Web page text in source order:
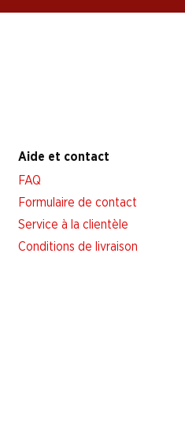
Aide et contact
FAQ
Formulaire de contact
Service à la clientèle
Conditions de livraison